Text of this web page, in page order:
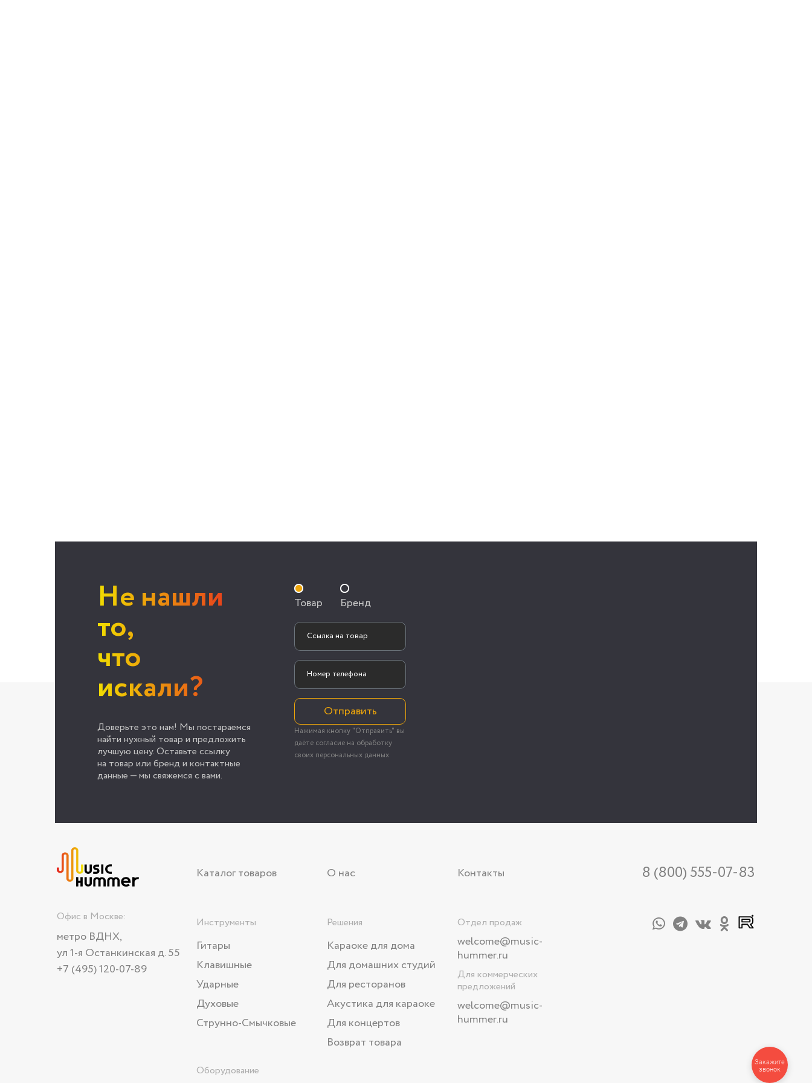
Не нашли
то,
что
искали?
Доверьте это нам! Мы постараемся
найти нужный товар и предложить
лучшую цену. Оставьте ссылку
на товар или бренд и контактные
данные — мы свяжемся с вами.
Товар Бренд
Отправить
Нажимая кнопку "Отправить" вы
даёте согласие на обработку
своих персональных данных
Каталог товаров О нас Контакты 8 (800) 555-07-83
Инструменты
Гитары
Клавишные
Ударные
Духовые
Струнно-Смычковые
Оборудование
Решения
Караоке для дома
Для домашних студий
Для ресторанов
Акустика для караоке
Для концертов
Возврат товара
Отдел продаж
welcome@music-
hummer.ru
Для коммерческих
предложений
welcome@music-
hummer.ru
Офис в Москве:
метро ВДНХ,
ул 1-я Останкинская д. 55
+7 (495) 120-07-89
Закажите
звонок